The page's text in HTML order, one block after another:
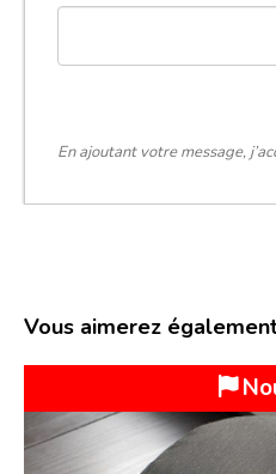
En ajoutant votre message,
Vous aimerez